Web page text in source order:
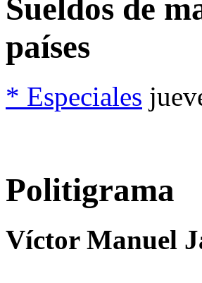
Sueldos de
países
* Especiales
Politigrama
Víctor Manuel